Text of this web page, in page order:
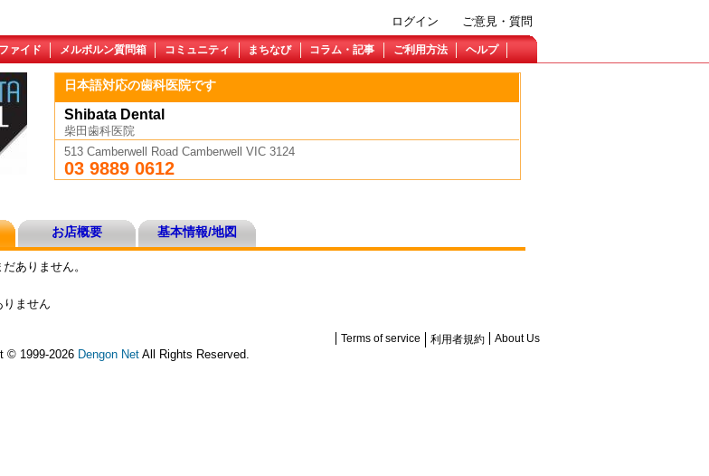
ご意見・質問
ログイン
ァイド メルボルン質問箱 コミュニティ まちなび コラム・記事 ご利用方法 ヘルプ
日本語対応の歯科医院です
Shibata Dental
柴田歯科医院
513 Camberwell Road Camberwell VIC 3124
03 9889 0612
お店概要 基本情報/地図
ありません。
りません
About Us
利用者規約
Terms of service
© 1999-2026 Dengon NetAll Rights Reserved.